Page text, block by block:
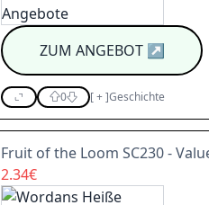
ZUM ANGEBOT↗
0 [+]Geschichte
Fruit of the Loom SC230 -
2.34€